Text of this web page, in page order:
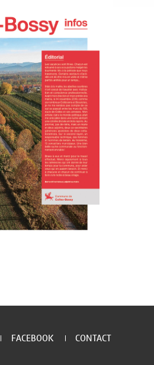
FACEBOOK CONTACT